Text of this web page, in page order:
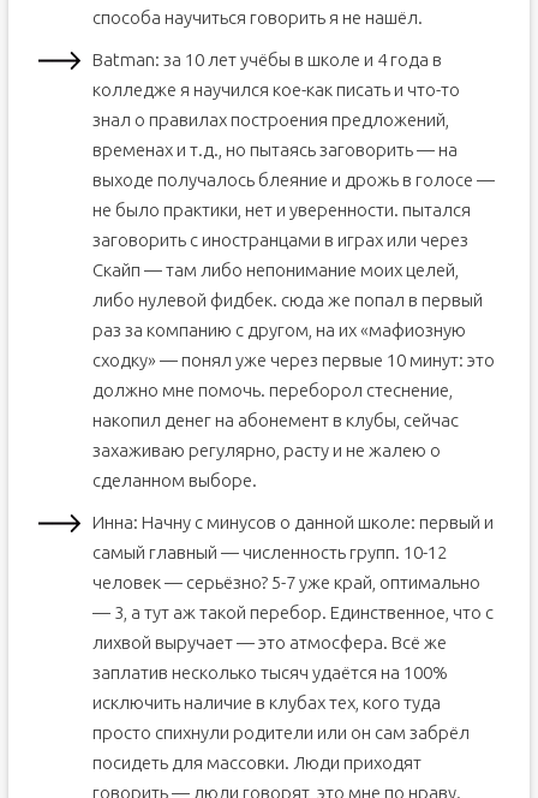
способа научиться говорить я не нашёл.
Batman: за 10 лет учёбы в школе и 4 года в
колледже я научился кое-как писать и что-то
знал о правилах построения предложений,
временах и т.д., но пытаясь заговорить — на
выходе получалось блеяние и дрожь в голосе —
не было практики, нет и уверенности. пытался
заговорить с иностранцами в играх или через
Скайп — там либо непонимание моих целей,
либо нулевой фидбек. сюда же попал в первый
раз за компанию с другом, на их «мафиозную
сходку» — понял уже через первые 10 минут: это
должно мне помочь. переборол стеснение,
накопил денег на абонемент в клубы, сейчас
захаживаю регулярно, расту и не жалею о
сделанном выборе.
Инна: Начну с минусов о данной школе: первый и
самый главный — численность групп. 10-12
человек — серьёзно? 5-7 уже край, оптимально
— 3, а тут аж такой перебор. Единственное, что с
лихвой выручает — это атмосфера. Всё же
заплатив несколько тысяч удаётся на 100%
исключить наличие в клубах тех, кого туда
просто спихнули родители или он сам забрёл
посидеть для массовки. Люди приходят
говорить — люди говорят, это мне по нраву.